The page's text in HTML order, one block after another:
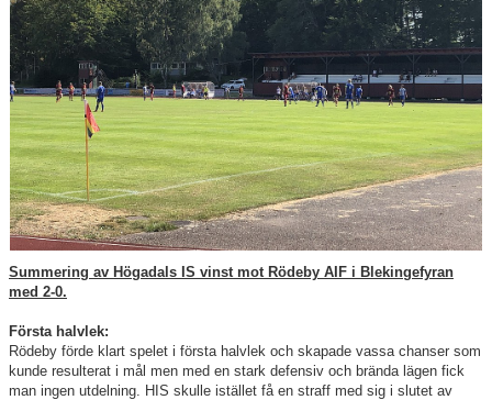
Kontakt
Kalender
Våra lag
Matcher
Gölarundan
Styrelse Högadals IS
Summering av Högadals IS vinst mot Rödeby AIF i Blekingefyran
med 2-0.
Första halvlek:
Rödeby förde klart spelet i första halvlek och skapade vassa chanser som
kunde resulterat i mål men med en stark defensiv och brända lägen fick
man ingen utdelning. HIS skulle istället få en straff med sig i slutet av